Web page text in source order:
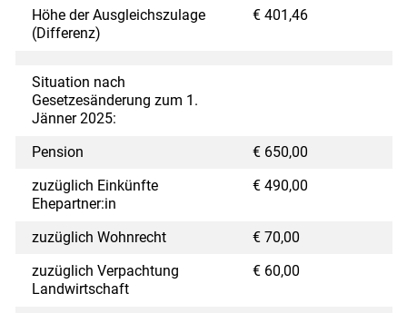
Höhe der Ausgleichszulage
(Differenz)
€ 401,46
Situation nach
Gesetzesänderung zum 1.
Jänner 2025:
Pension
€ 650,00
zuzüglich Einkünfte
Ehepartner:in
€ 490,00
zuzüglich Wohnrecht
€ 70,00
zuzüglich Verpachtung
Landwirtschaft
€ 60,00